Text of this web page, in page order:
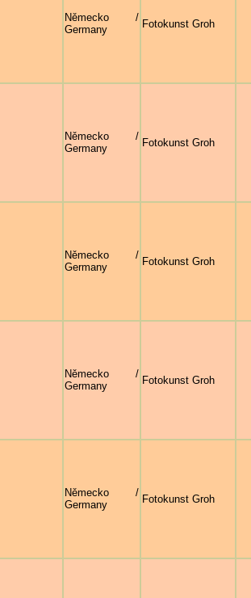
Německo /
Germany
Fotokunst Groh
Německo /
Germany
Fotokunst Groh
Německo /
Germany
Fotokunst Groh
Německo /
Germany
Fotokunst Groh
Německo /
Germany
Fotokunst Groh